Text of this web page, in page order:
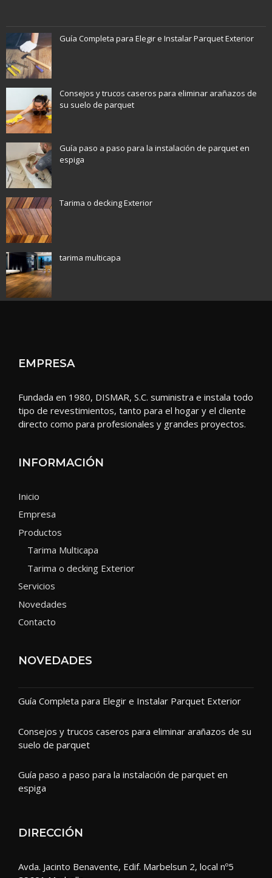
Guía Completa para Elegir e Instalar Parquet Exterior
Consejos y trucos caseros para eliminar arañazos de
su suelo de parquet
Guía paso a paso para la instalación de parquet en
espiga
Tarima o decking Exterior
tarima multicapa
EMPRESA
Fundada en 1980, DISMAR, S.C. suministra e instala todo
tipo de revestimientos, tanto para el hogar y el cliente
directo como para profesionales y grandes proyectos.
INFORMACIÓN
Inicio
Empresa
Productos
Tarima Multicapa
Tarima o decking Exterior
Servicios
Novedades
Contacto
NOVEDADES
Guía Completa para Elegir e Instalar Parquet Exterior
Consejos y trucos caseros para eliminar arañazos de su
suelo de parquet
Guía paso a paso para la instalación de parquet en
espiga
DIRECCIÓN
Avda. Jacinto Benavente, Edif. Marbelsun 2, local nº5